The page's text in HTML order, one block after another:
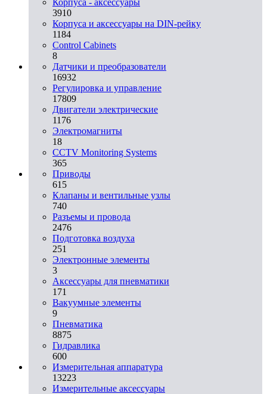
3910
Корпуса и аксессуары на DIN-рейку
1184
Control Cabinets
8
Датчики и преобразователи
16932
Регулировка и управление
17809
Двигатели электрические
1176
Электромагниты
18
CCTV Monitoring Systems
365
Приводы
615
Клапаны и вентильные узлы
740
Разъемы и провода
2476
Подготовка воздуха
251
Электронные элементы
3
Аксессуары для пневматики
171
Вакуумные элементы
9
Пневматика
8875
Гидравлика
600
Измерительная аппаратура
13223
Измерительные аксессуары